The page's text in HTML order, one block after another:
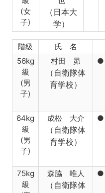
(女
子)
（日本大
学）
階級 氏 名
56kg
級
(男
子)
村田 昴
（自衛隊体
育学校）
●
64kg
級
(男
子)
成松 大介
（自衛隊体
育学校）
●
75kg
級
森脇 唯人
（自衛隊体
●